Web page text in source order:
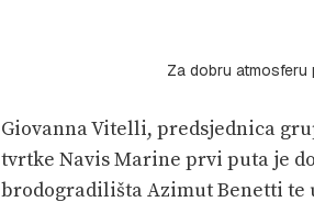
Za dobru
Giovanna Vitelli, predsjednica
tvrtke Navis Marine prvi puta je
brodogradilišta Azimut Benetti